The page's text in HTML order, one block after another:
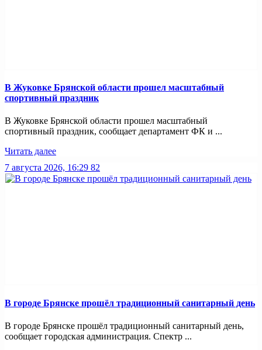
В Жуковке Брянской области прошел масштабный
спортивный праздник
В Жуковке Брянской области прошел масштабный
спортивный праздник, сообщает департамент ФК и ...
Читать далее
7 августа 2026, 16:29 82
В городе Брянске прошёл традиционный санитарный день
В городе Брянске прошёл традиционный санитарный день,
сообщает городская администрация. Спектр ...